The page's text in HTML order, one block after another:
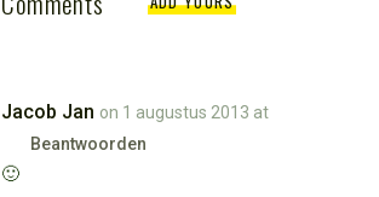
Jacob Jan on 1 augustus 2013 at
Beantwoorden
🙂